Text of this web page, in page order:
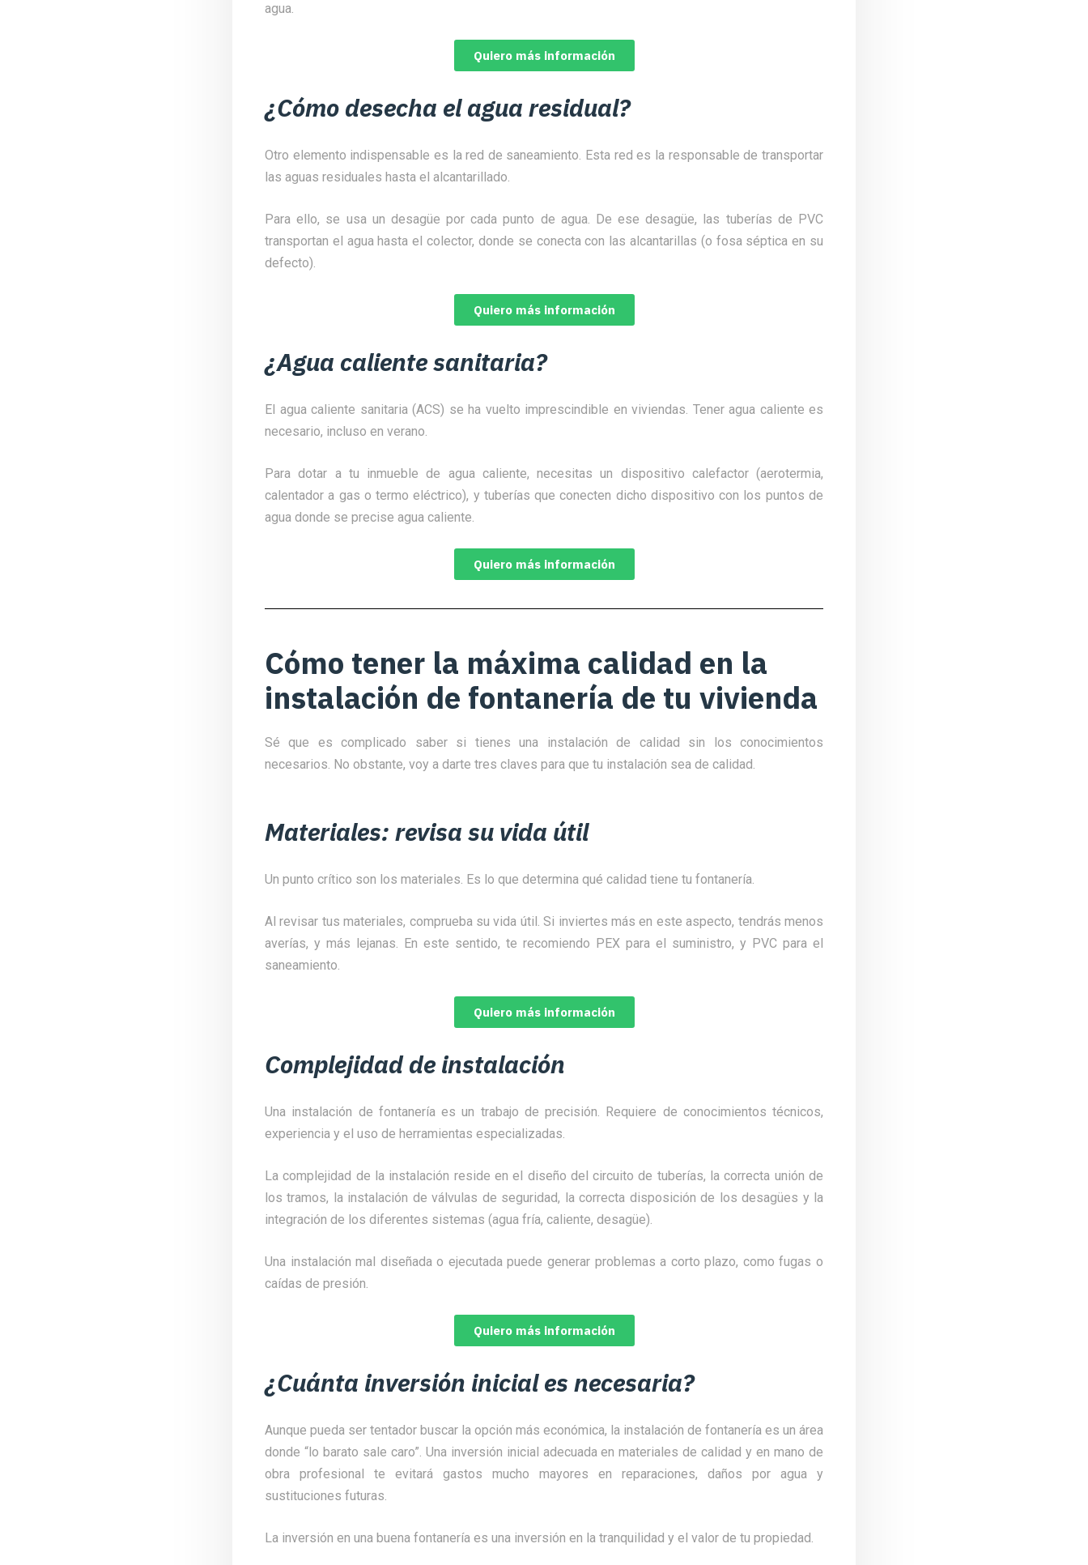
agua.
Quiero más información
¿Cómo desecha el agua residual?
Otro elemento indispensable es la red de saneamiento. Esta red es la responsable de transportar
las aguas residuales hasta el alcantarillado.
Para ello, se usa un desagüe por cada punto de agua. De ese desagüe, las tuberías de PVC
transportan el agua hasta el colector, donde se conecta con las alcantarillas (o fosa séptica en su
defecto).
Quiero más información
¿Agua caliente sanitaria?
El agua caliente sanitaria (ACS) se ha vuelto imprescindible en viviendas. Tener agua caliente es
necesario, incluso en verano.
Para dotar a tu inmueble de agua caliente, necesitas un dispositivo calefactor (aerotermia,
calentador a gas o termo eléctrico), y tuberías que conecten dicho dispositivo con los puntos de
agua donde se precise agua caliente.
Quiero más información
Cómo tener la máxima calidad en la
instalación de fontanería de tu vivienda
Sé que es complicado saber si tienes una instalación de calidad sin los conocimientos
necesarios. No obstante, voy a darte tres claves para que tu instalación sea de calidad.
Materiales: revisa su vida útil
Un punto crítico son los materiales. Es lo que determina qué calidad tiene tu fontanería.
Al revisar tus materiales, comprueba su vida útil. Si inviertes más en este aspecto, tendrás menos
averías, y más lejanas. En este sentido, te recomiendo PEX para el suministro, y PVC para el
saneamiento.
Quiero más información
Complejidad de instalación
Una instalación de fontanería es un trabajo de precisión. Requiere de conocimientos técnicos,
experiencia y el uso de herramientas especializadas.
La complejidad de la instalación reside en el diseño del circuito de tuberías, la correcta unión de
los tramos, la instalación de válvulas de seguridad, la correcta disposición de los desagües y la
integración de los diferentes sistemas (agua fría, caliente, desagüe).
Una instalación mal diseñada o ejecutada puede generar problemas a corto plazo, como fugas o
caídas de presión.
Quiero más información
¿Cuánta inversión inicial es necesaria?
Aunque pueda ser tentador buscar la opción más económica, la instalación de fontanería es un área
donde “lo barato sale caro”. Una inversión inicial adecuada en materiales de calidad y en mano de
obra profesional te evitará gastos mucho mayores en reparaciones, daños por agua y
sustituciones futuras.
La inversión en una buena fontanería es una inversión en la tranquilidad y el valor de tu propiedad.